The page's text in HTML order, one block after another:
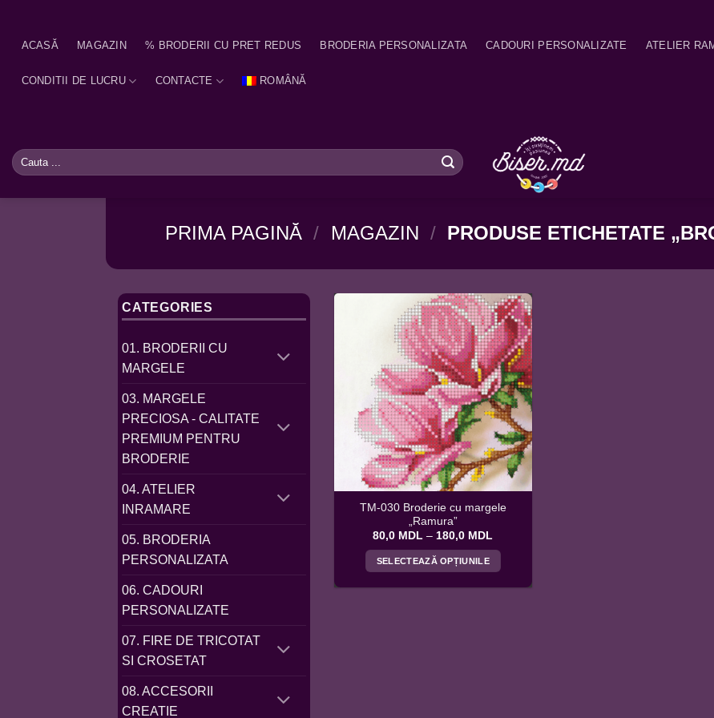
contentACASĂ MAGAZIN % BRODERII CU PRET REDUS BRODERIA PERSONALIZATA CADOURI PERSONALIZATE ATELIER
CONDITII DE LUCRU CONTACTE ROMÂNĂ
Caută
după:
PRIMA PAGINĂ / MAGAZIN / PRODUSE ETICHETATE
CATEGORIES
01. BRODERII CU
MARGELE
03. MARGELE
PRECIOSA - CALITATE
PREMIUM PENTRU
BRODERIE
04. ATELIER
INRAMARE
05. BRODERIA
PERSONALIZATA
06. CADOURI
PERSONALIZATE
07. FIRE DE TRICOTAT
SI CROSETAT
08. ACCESORII
CREATIE
TM-030 Broderie cu margele
„Ramura”
80,0 MDL – 180,0 MDL
prețuri:
80,0 MDL
la
SELECTEAZĂ OPȚIUNILE